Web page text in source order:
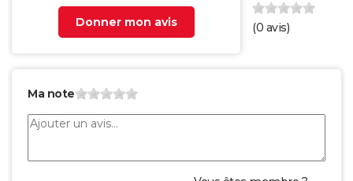
Donner mon avis
(0 avis)
Ma note